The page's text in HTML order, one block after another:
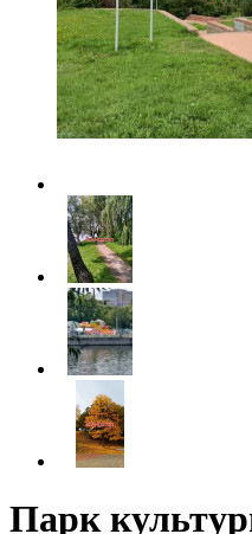
Парк